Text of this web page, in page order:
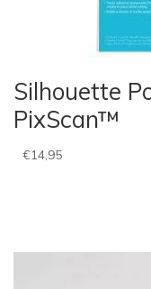
Silhouette
PixScan™
€14,95